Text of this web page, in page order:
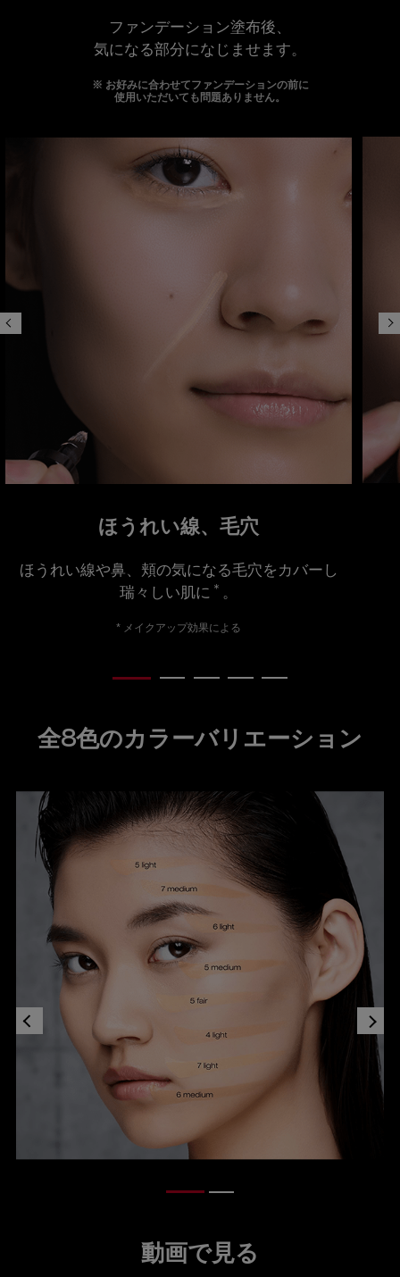
ファンデーション塗布後、
気になる部分になじませます。
お好みに合わせてファンデーションの前に
使用いただいても問題ありません。
ほうれい線、毛穴
ほうれい線や鼻、頬の気になる毛穴をカバーし
瑞々しい肌に ＊ 。
* メイクアップ効果による
コンテンツ「全8色のカラーバリエーション(」
全8色のカラーバリエーション
コンテンツ「動画で見るアンリミテッド ケア ビューティ ルーティン」
動画で見る